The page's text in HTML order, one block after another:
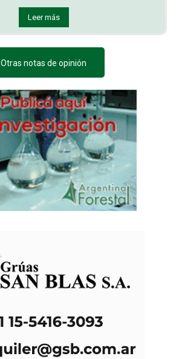
Leer más
Otras notas de opinión